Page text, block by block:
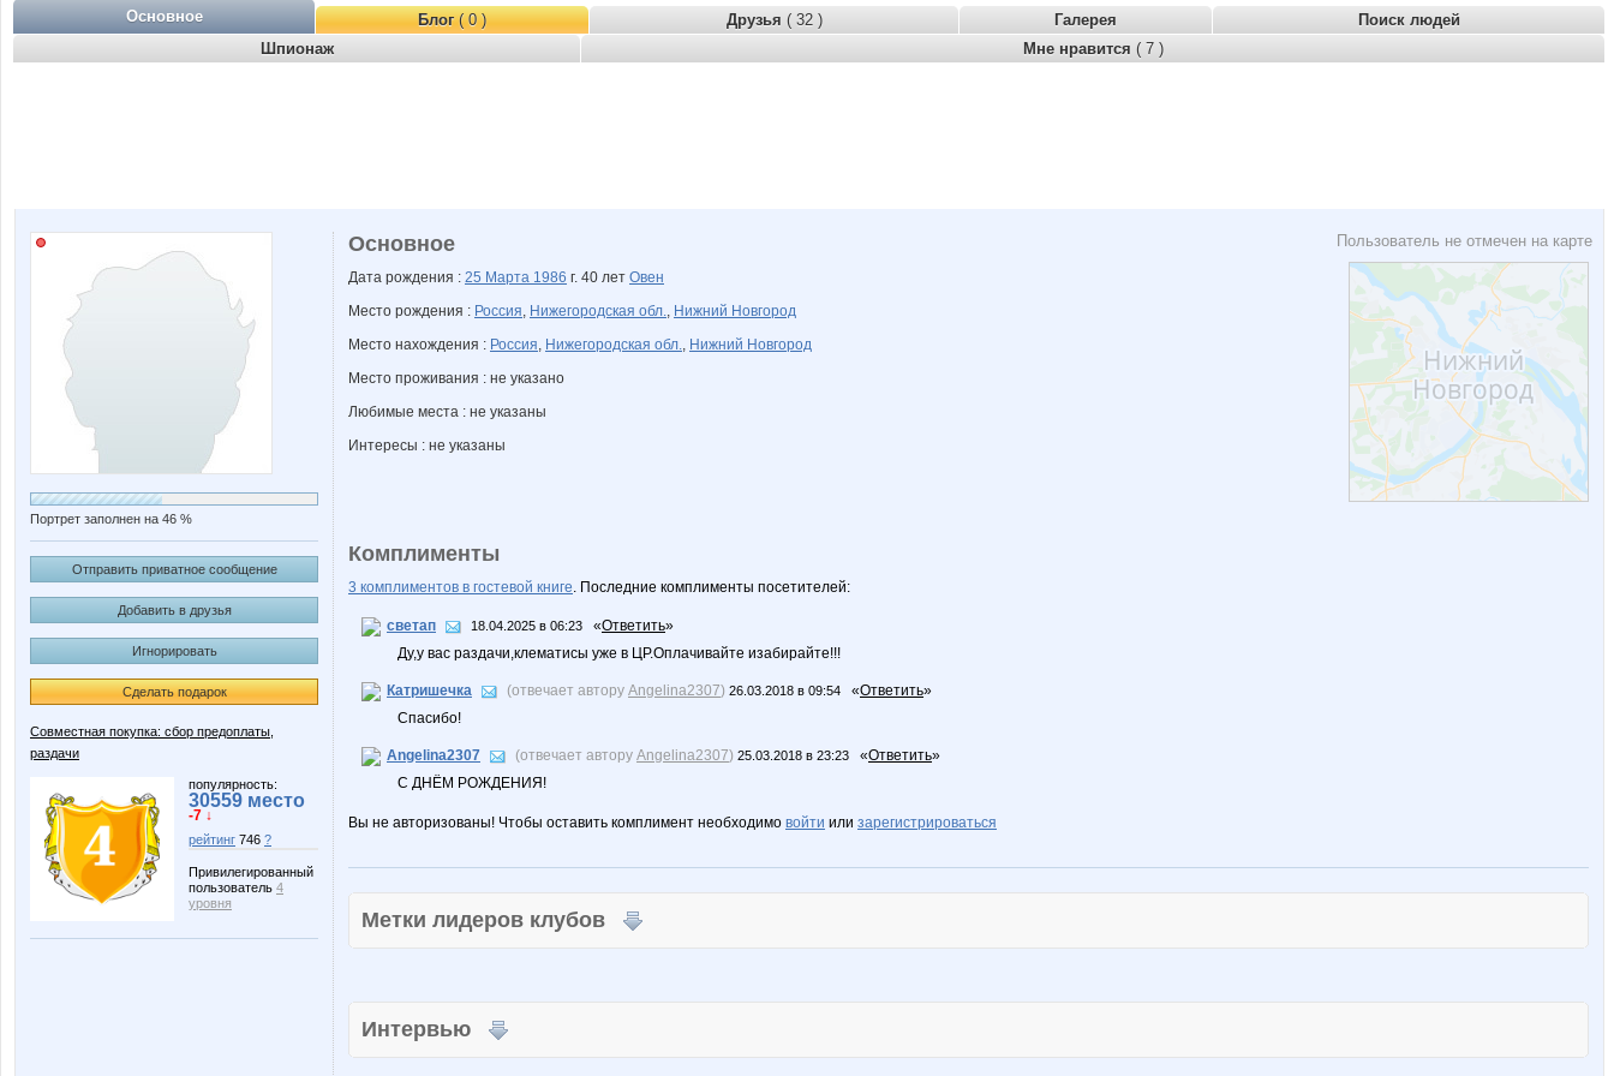
Основное Блог( 0 ) Друзья ( 32 ) Галерея
Поиск людей
Шпионаж
Мне нравится ( 7 )
Портрет заполнен на 46 %
Отправить приватное сообщение
Добавить в друзья
Игнорировать
Сделать подарок
Совместная покупка: сбор предоплаты,
раздачи
популярность:
30559 место
-7 ↓
рейтинг 746 ?
Привилегированный
пользователь 4
уровня
Пользователь не отмечен на карте
Основное
Дата рождения : 25 Марта 1986 г. 40 лет Овен
Место рождения : Россия, Нижегородская обл., Нижний Новгород
Место нахождения : Россия, Нижегородская обл., Нижний Новгород
Место проживания : не указано
Любимые места : не указаны
Интересы : не указаны
Комплименты
3 комплиментов в гостевой книге. Последние комплименты посетителей:
светап 18.04.2025 в 06:23 «Ответить»
Ду,у вас раздачи,клематисы уже в ЦР.Оплачивайте изабирайте!!!
Катришечка (отвечает автору Angelina2307) 26.03.2018 в 09:54 «Ответить»
Спасибо!
Angelina2307 (отвечает автору Angelina2307) 25.03.2018 в 23:23 «Ответить»
С ДНЁМ РОЖДЕНИЯ!
Вы не авторизованы! Чтобы оставить комплимент необходимо войти или зарегистрироваться
Метки лидеров клубов
Интервью